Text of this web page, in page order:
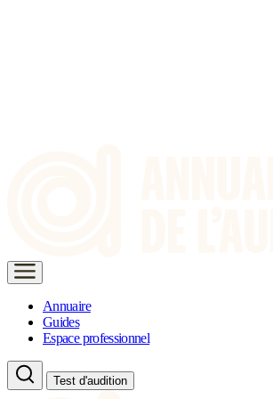
Annuaire
Guides
Espace professionnel
Test d'audition